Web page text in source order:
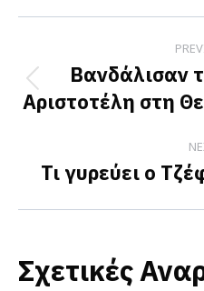
navigation
Βανδάλισαν
Αριστοτέλη στη
Τι γυρεύει ο
Σχετικές